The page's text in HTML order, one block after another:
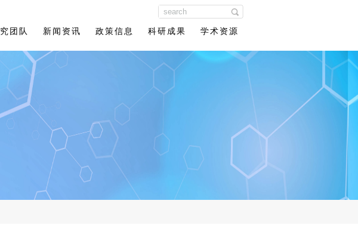
团队 新闻资讯 政策信息 科研成果 学术资源